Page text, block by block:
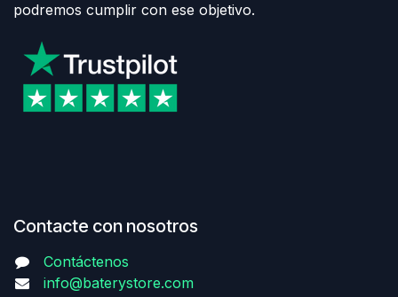
podremos cumplir con ese objetivo.
Contacte con nosotros
Contáctenos
info@baterystore.com